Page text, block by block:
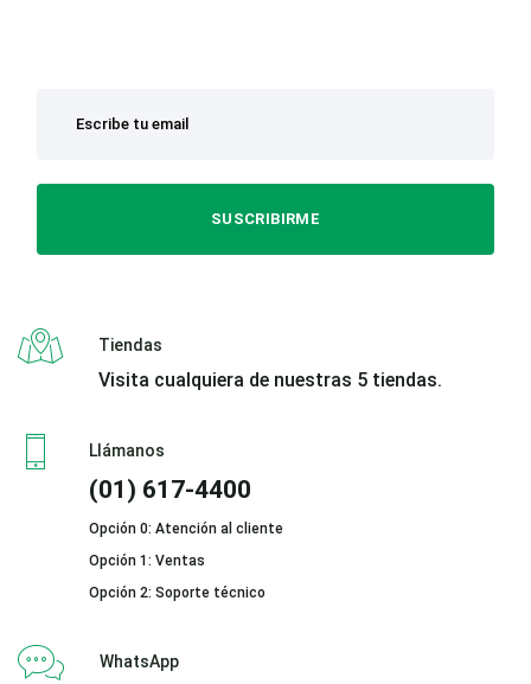
SUSCRIBIRME
Tiendas
Visita cualquiera de nuestras 5 tiendas.
Llámanos
(01) 617-4400
Opción 0: Atención al cliente
Opción 1: Ventas
Opción 2: Soporte técnico
WhatsApp